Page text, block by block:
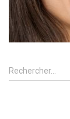
R
e
Rechercher…